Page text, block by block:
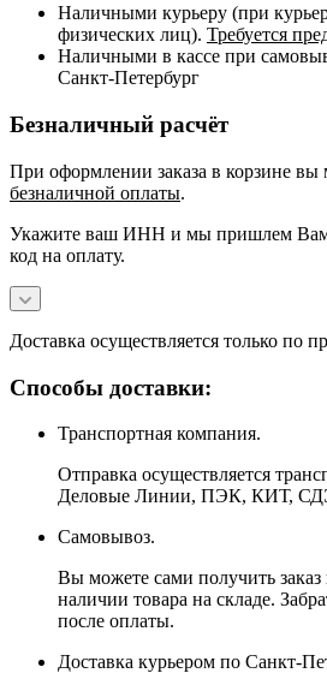
Наличными курьеру (при
физических лиц). Требуется
Наличными в кассе при
Санкт-Петербург
Безналичный расчёт
При оформлении заказа в корзине вы
безналичной оплаты.
Укажите ваш ИНН и мы пришлем Вам
код на оплату.
Доставка осуществляется только по
Способы доставки:
Транспортная компания.
Отправка осуществляется
Деловые Линии, ПЭК, КИТ,
Самовывоз.
Вы можете сами получить
наличии товара на складе.
после оплаты.
Доставка курьером по Санкт-